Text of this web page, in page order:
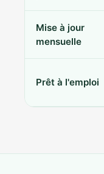
Mise à jour
mensuelle
Prêt à l'emploi